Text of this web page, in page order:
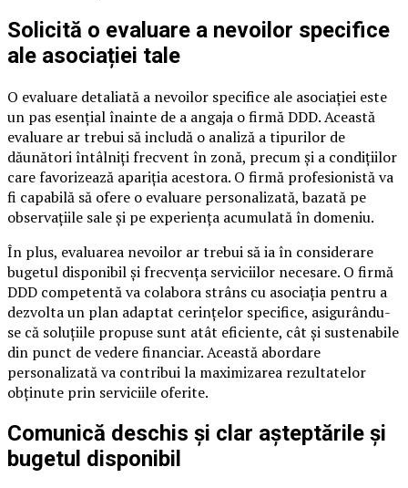
Solicită o evaluare a nevoilor specifice
ale asociației tale
O evaluare detaliată a nevoilor specifice ale asociației este
un pas esențial înainte de a angaja o firmă DDD. Această
evaluare ar trebui să includă o analiză a tipurilor de
dăunători întâlniți frecvent în zonă, precum și a condițiilor
care favorizează apariția acestora. O firmă profesionistă va
fi capabilă să ofere o evaluare personalizată, bazată pe
observațiile sale și pe experiența acumulată în domeniu.
În plus, evaluarea nevoilor ar trebui să ia în considerare
bugetul disponibil și frecvența serviciilor necesare. O firmă
DDD competentă va colabora strâns cu asociația pentru a
dezvolta un plan adaptat cerințelor specifice, asigurându-
se că soluțiile propuse sunt atât eficiente, cât și sustenabile
din punct de vedere financiar. Această abordare
personalizată va contribui la maximizarea rezultatelor
obținute prin serviciile oferite.
Comunică deschis și clar așteptările și
bugetul disponibil